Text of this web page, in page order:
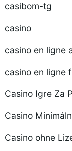
casibom-tg
casino
casino en ligne
casino en ligne
Casino Igre Za
Casino
Casino ohne